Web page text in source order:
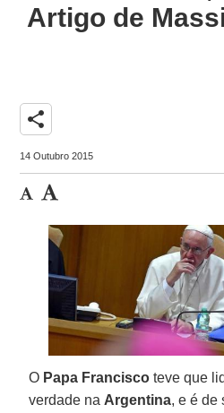
Artigo de
share
14 Outubro 2015
O Papa Francisco teve que
verdade na Argentina, e é de